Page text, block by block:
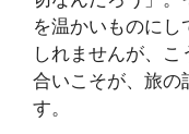
を温かいものにし
しれませんが、
合いこそが、旅の
す。